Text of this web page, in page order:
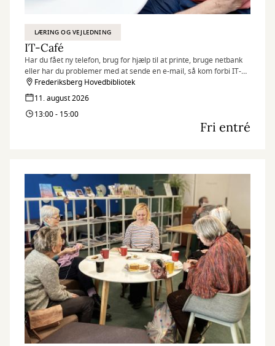
LÆRING OG VEJLEDNING
IT-Café
Har du fået ny telefon, brug for hjælp til at printe, bruge netbank
eller har du problemer med at sende en e-mail, så kom forbi IT-
caféen.
Hver tirsdag og torsdag byder en fast gruppe IT-kyndige frivillige
dig velkommen med en kop kaffe og hjælp til det, du har brug for.
Frederiksberg Hovedbibliotek
11. august 2026
13:00 - 15:00
Fri entré